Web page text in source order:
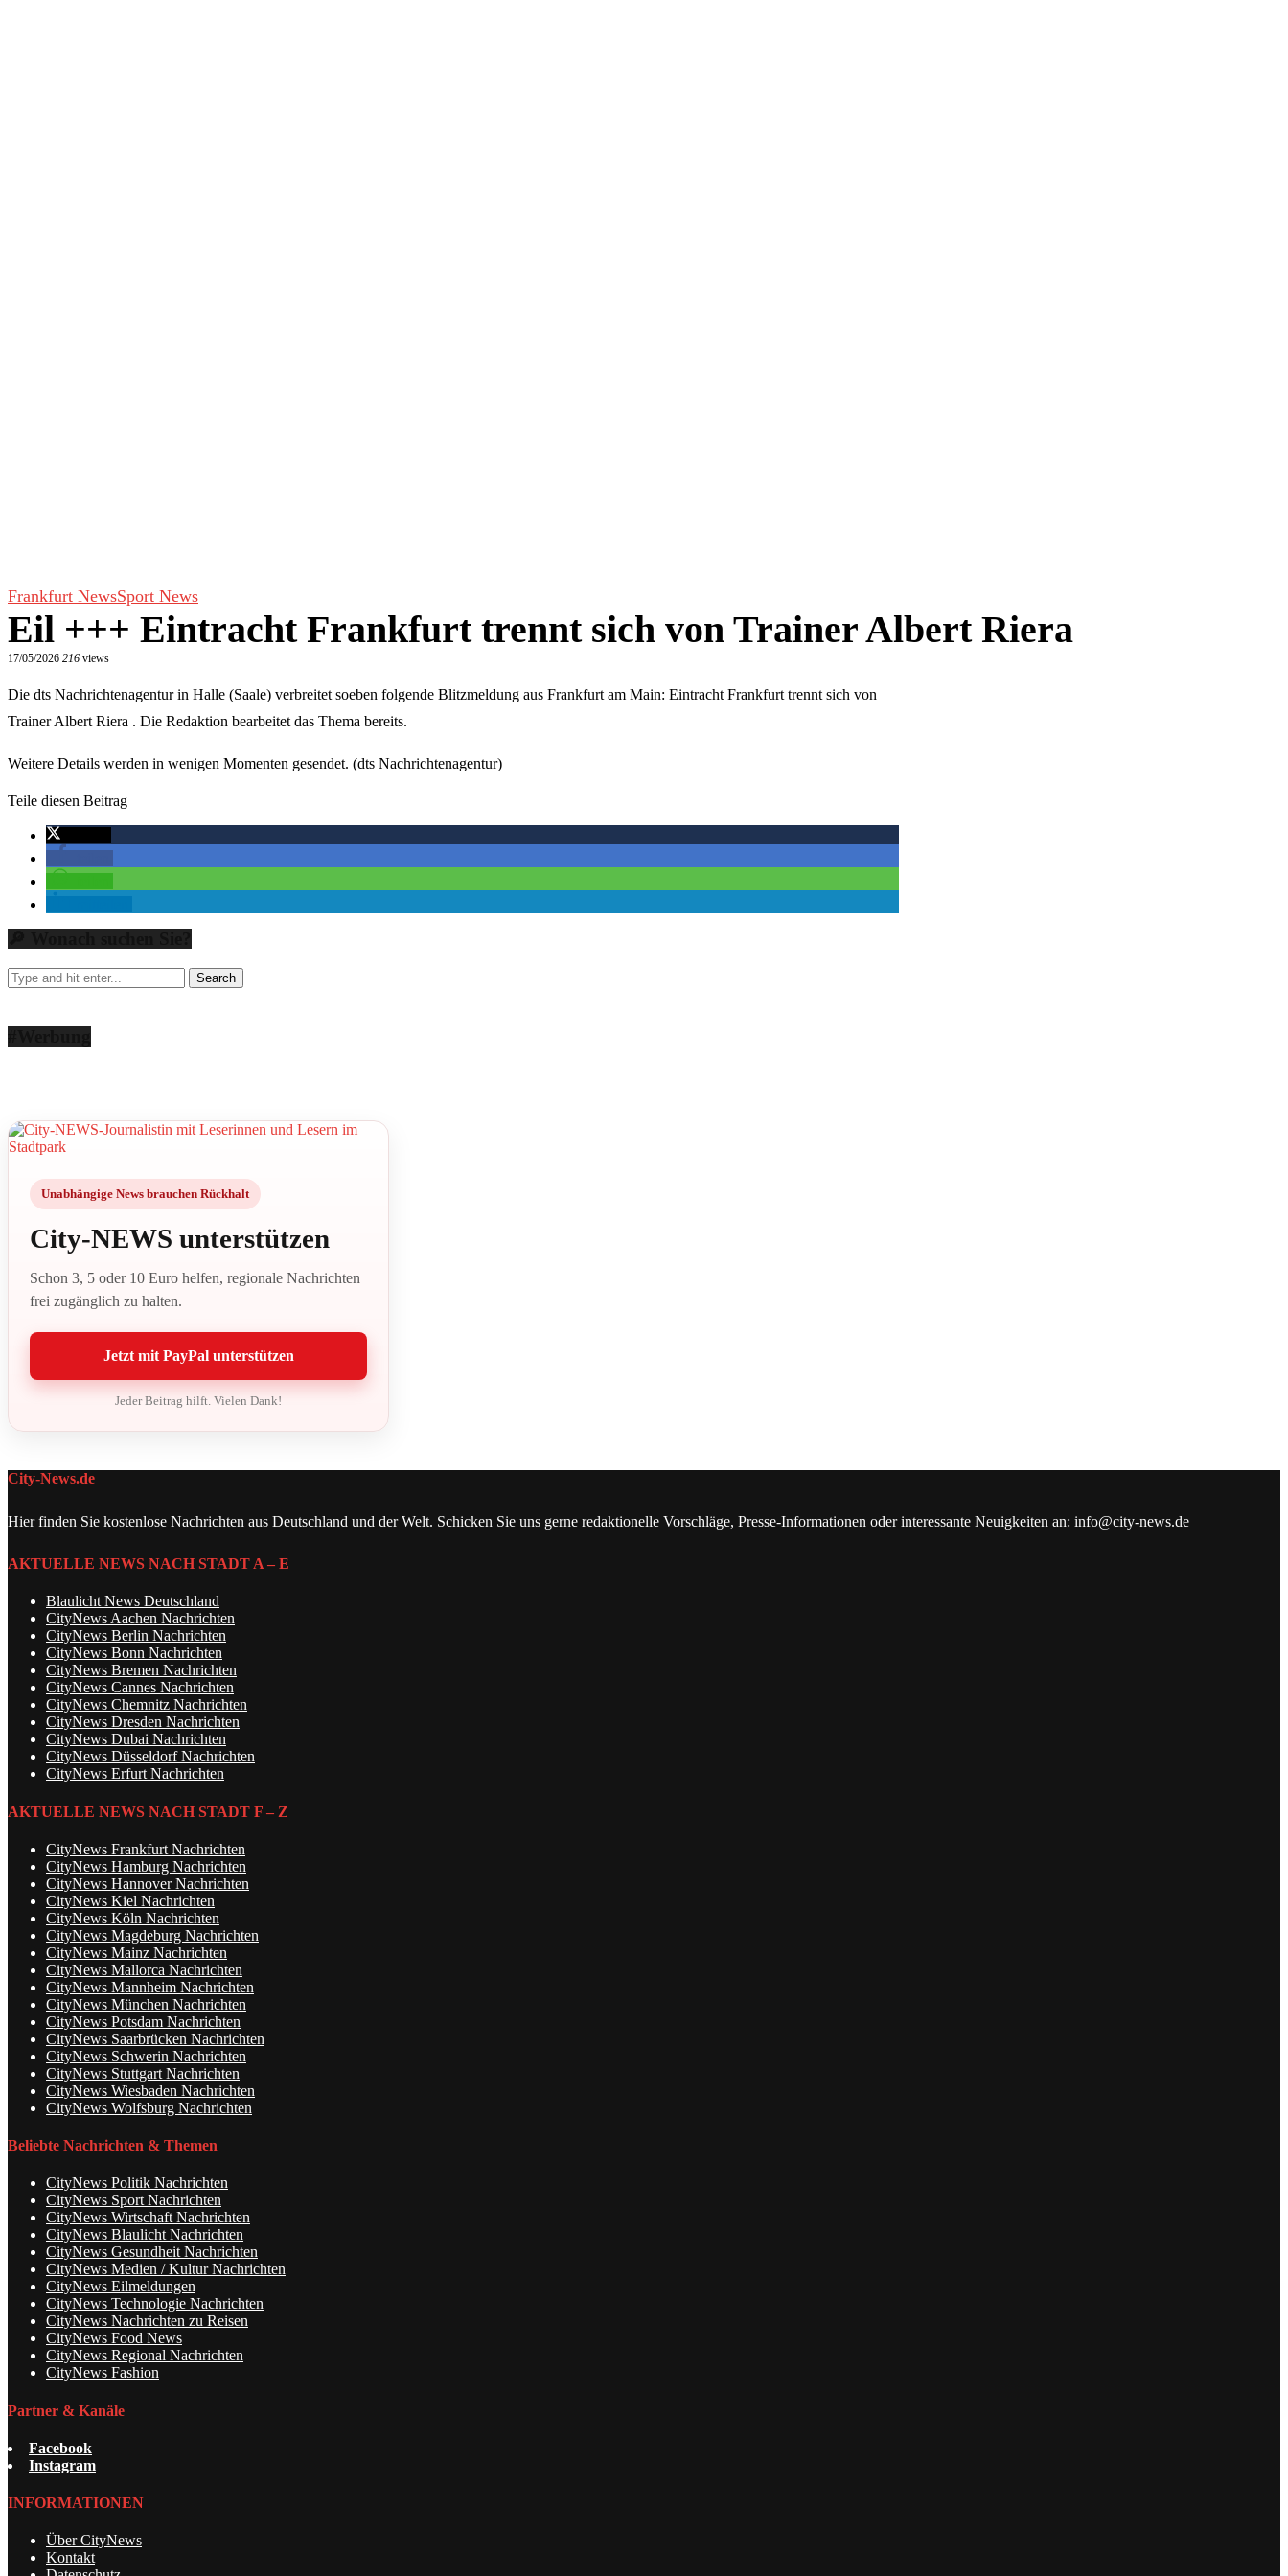
Frankfurt NewsSport News
Eil +++ Eintracht Frankfurt trennt sich von Trainer Albert Riera
17/05/2026 216 views
Die dts Nachrichtenagentur in Halle (Saale) verbreitet soeben folgende Blitzmeldung aus Frankfurt am Main: Eintracht Frankfurt trennt sich von
Trainer Albert Riera . Die Redaktion bearbeitet das Thema bereits.
Weitere Details werden in wenigen Momenten gesendet. (dts Nachrichtenagentur)
Teile diesen Beitrag
Unabhängige News brauchen Rückhalt
City-NEWS unterstützen
Schon 3, 5 oder 10 Euro helfen, regionale Nachrichten
frei zugänglich zu halten.
Jetzt mit PayPal unterstützen
Jeder Beitrag hilft. Vielen Dank!
City-News.de
Hier finden Sie kostenlose Nachrichten aus Deutschland und der Welt. Schicken Sie uns gerne redaktionelle Vorschläge, Presse-Informationen oder interessante Neuigkeiten an: info@city-news.de
AKTUELLE NEWS NACH STADT A – E
Blaulicht News Deutschland
CityNews Aachen Nachrichten
CityNews Berlin Nachrichten
CityNews Bonn Nachrichten
CityNews Bremen Nachrichten
CityNews Cannes Nachrichten
CityNews Chemnitz Nachrichten
CityNews Dresden Nachrichten
CityNews Dubai Nachrichten
CityNews Düsseldorf Nachrichten
CityNews Erfurt Nachrichten
AKTUELLE NEWS NACH STADT F – Z
CityNews Frankfurt Nachrichten
CityNews Hamburg Nachrichten
CityNews Hannover Nachrichten
CityNews Kiel Nachrichten
CityNews Köln Nachrichten
CityNews Magdeburg Nachrichten
CityNews Mainz Nachrichten
CityNews Mallorca Nachrichten
CityNews Mannheim Nachrichten
CityNews München Nachrichten
CityNews Potsdam Nachrichten
CityNews Saarbrücken Nachrichten
CityNews Schwerin Nachrichten
CityNews Stuttgart Nachrichten
CityNews Wiesbaden Nachrichten
CityNews Wolfsburg Nachrichten
Beliebte Nachrichten & Themen
CityNews Politik Nachrichten
CityNews Sport Nachrichten
CityNews Wirtschaft Nachrichten
CityNews Blaulicht Nachrichten
CityNews Gesundheit Nachrichten
CityNews Medien / Kultur Nachrichten
CityNews Eilmeldungen
CityNews Technologie Nachrichten
CityNews Nachrichten zu Reisen
CityNews Food News
CityNews Regional Nachrichten
CityNews Fashion
Partner & Kanäle
Facebook
Instagram
INFORMATIONEN
Über CityNews
Kontakt